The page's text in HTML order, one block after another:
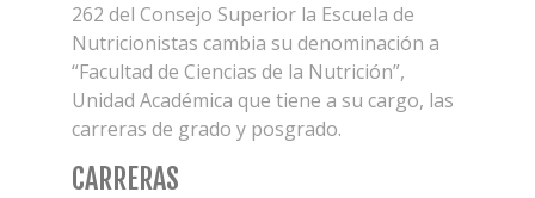
262 del Consejo Superior la Escuela de
Nutricionistas cambia su denominación a
“Facultad de Ciencias de la Nutrición”,
Unidad Académica que tiene a su cargo, las
carreras de grado y posgrado.
CARRERAS